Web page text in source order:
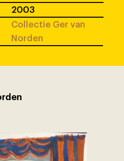
2003
Collectie Ger van
Norden